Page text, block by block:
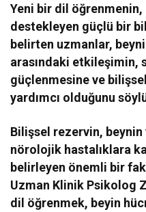
Yeni bir dil öğrenmenin,
destekleyen güçlü bir
belirten uzmanlar,
arasındaki etkileşimin,
güçlenmesine ve
yardımcı olduğunu
Bilişsel rezervin,
nörolojik hastalıklara
belirleyen önemli bir
Uzman Klinik Psikolog
dil öğrenmek, beyin